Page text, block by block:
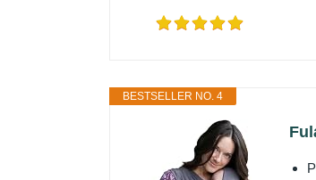
BESTSELLER NO. 4